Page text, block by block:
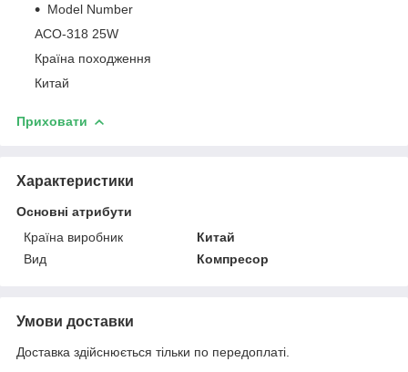
Model Number
ACO-318 25W
Країна походження
Китай
Приховати
Характеристики
Основні атрибути
Країна виробник
Китай
Вид
Компресор
Умови доставки
Доставка здійснюється тільки по передоплаті.